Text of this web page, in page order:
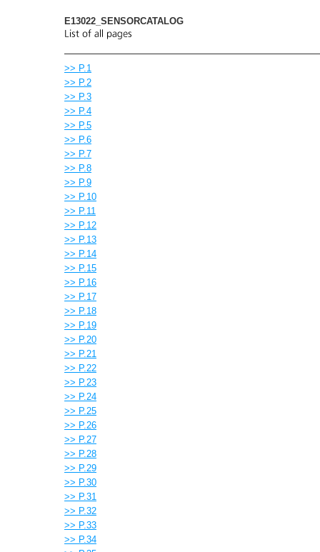
E13022_SENSORCATALOG
>> P.1
>> P.2
>> P.3
>> P.4
>> P.5
>> P.6
>> P.7
>> P.8
>> P.9
>> P.10
>> P.11
>> P.12
>> P.13
>> P.14
>> P.15
>> P.16
>> P.17
>> P.18
>> P.19
>> P.20
>> P.21
>> P.22
>> P.23
>> P.24
>> P.25
>> P.26
>> P.27
>> P.28
>> P.29
>> P.30
>> P.31
>> P.32
>> P.33
>> P.34